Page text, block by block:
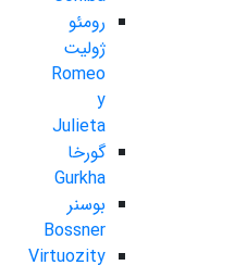
رومئو
ژولیت
Romeo
y
Julieta
گورخا
Gurkha
بوسنر
Bossner
Virtuozity